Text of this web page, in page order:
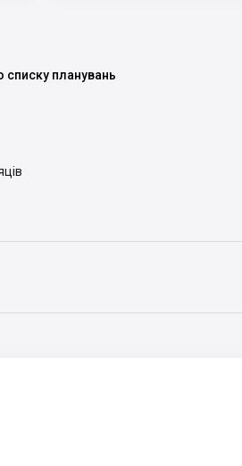
списку планувань